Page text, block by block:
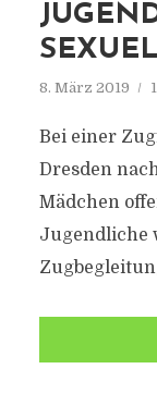
8. März 2019
Bei einer
Dresden
Mädchen
Jugendliche